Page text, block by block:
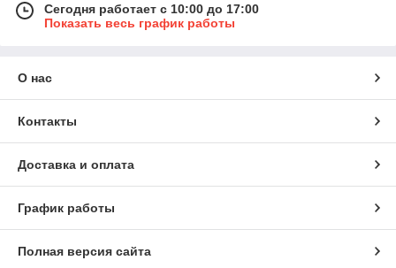
Сегодня работает с 10:00 до 17:00
Показать весь график работы
О нас
Контакты
Доставка и оплата
График работы
Полная версия сайта